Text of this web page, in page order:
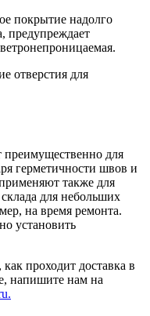
покрытие надолго
предупреждает
отверстия для
преимущественно для
герметичности швов и
также для
для небольших
на время ремонта.
установить
проходит доставка в
напишите нам на